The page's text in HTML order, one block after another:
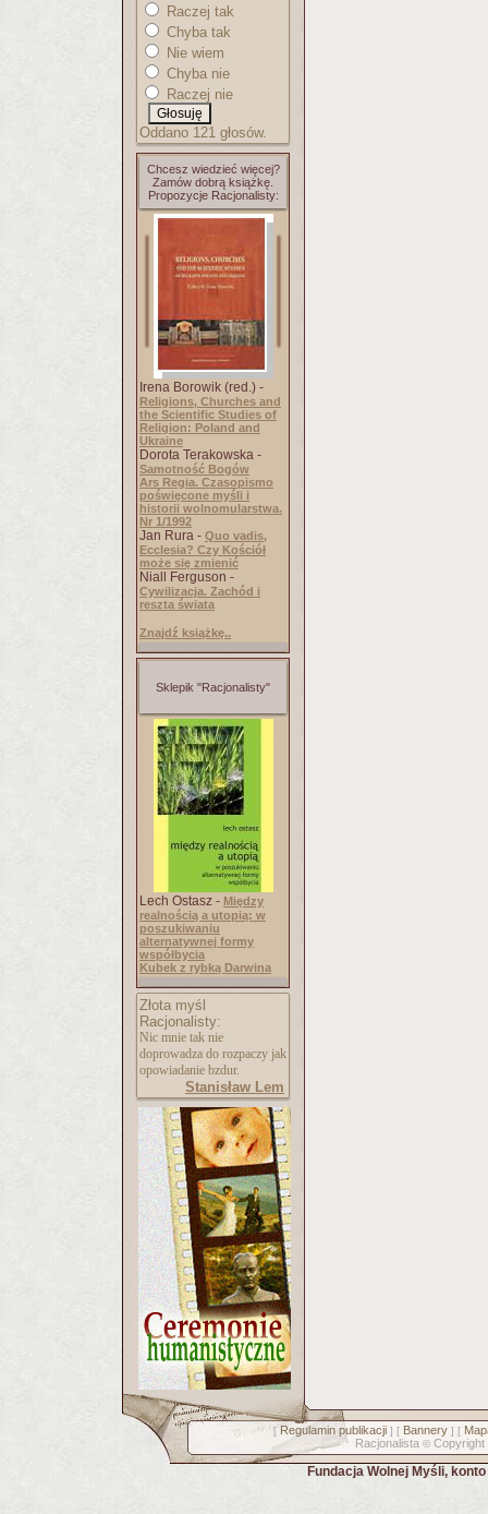
Raczej tak
Chyba tak
Nie wiem
Chyba nie
Raczej nie
Oddano 121 głosów.
Chcesz wiedzieć więcej?
Zamów dobrą książkę.
Propozycje Racjonalisty:
Irena Borowik (red.) -
Religions, Churches and
the Scientific Studies of
Religion: Poland and
Ukraine
Dorota Terakowska -
Samotność Bogów
Ars Regia. Czasopismo
poświęcone myśli i
historii wolnomularstwa.
Nr 1/1992
Jan Rura - Quo vadis,
Ecclesia? Czy Kościół
może się zmienić
Niall Ferguson -
Cywilizacja. Zachód i
reszta świata
Znajdź książkę..
Sklepik "Racjonalisty"
Lech Ostasz - Między
realnością a utopią: w
poszukiwaniu
alternatywnej formy
współbycia
Kubek z rybką Darwina
Złota myśl
Racjonalisty:
Nic mnie tak nie
doprowadza do rozpaczy jak
opowiadanie bzdur.
Stanisław Lem
[ Regulamin publikacji] [ Bannery] [
Racjonalista © Copyright
Fundacja Wolnej Myśli,